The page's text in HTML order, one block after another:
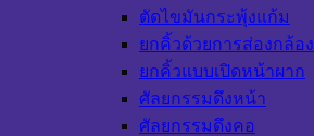
ตัดไขมันกระพุ้งแก้ม
ยกคิ้วด้วยการส่องกล้อง
ยกคิ้วแบบเปิดหน้าผาก
ศัลยกรรมดึงหน้า
ศัลยกรรมดึงคอ